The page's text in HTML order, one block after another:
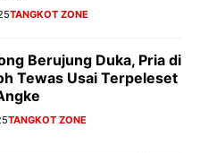
TANGKOT ZONE
Berujung Duka, Pria di
Tewas Usai Terpeleset
TANGKOT ZONE